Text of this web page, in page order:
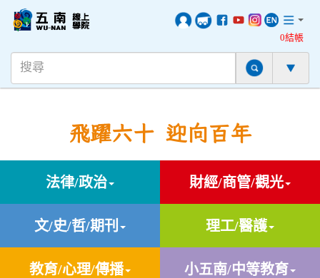
0結帳
飛躍六十 迎向百年
法律/政治 財經/商管/觀光
文/史/哲/期刊 理工/醫護
教育/心理/傳播 小五南/中等教育